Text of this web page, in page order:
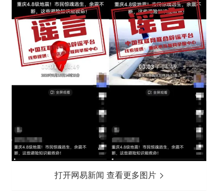
打开网易新闻 查看更多图片